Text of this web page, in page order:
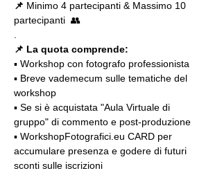
📌 Minimo 4 partecipanti & Massimo 10
partecipanti  👥
📌 La quota comprende:
▪️ Workshop con fotografo professionista
▪️ Breve vademecum sulle tematiche del
workshop
▪️ Se si è acquistata "Aula Virtuale di
gruppo" di commento e post-produzione
▪️ WorkshopFotografici.eu CARD per
accumulare presenza e godere di futuri
sconti sulle iscrizioni